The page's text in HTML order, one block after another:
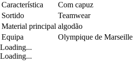
Característica
Com capuz
Sortido
Teamwear
Material principal algodão
Equipa
Olympique de Marseille
Loading...
Loading...